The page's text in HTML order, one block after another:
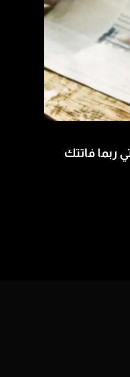
ربما فاتتك